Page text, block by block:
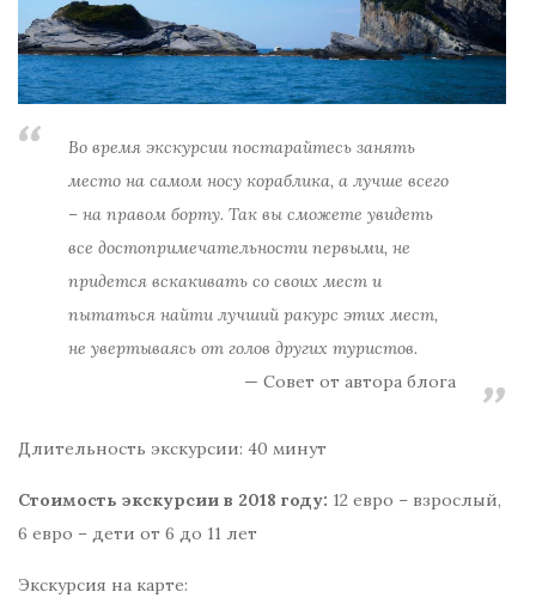
Во время экскурсии постарайтесь занять
место на самом носу кораблика, а лучше всего
– на правом борту. Так вы сможете увидеть
все достопримечательности первыми, не
придется вскакивать со своих мест и
пытаться найти лучший ракурс этих мест,
не увертываясь от голов других туристов.
Совет от автора блога
Длительность экскурсии: 40 минут
Стоимость экскурсии в 2018 году: 12 евро – взрослый,
6 евро – дети от 6 до 11 лет
Экскурсия на карте: